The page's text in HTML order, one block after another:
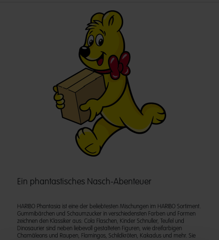
Ein phantastisches Nasch-Abenteuer
HARIBO Phantasia ist eine der beliebtesten Mischungen im HARIBO Sortiment.
Gummibärchen und Schaumzucker in verschiedensten Farben und Formen
zeichnen den Klassiker aus: Cola Flaschen, Kinder Schnuller, Teufel und
Dinosaurier sind neben liebevoll gestalteten Figuren, wie dreifarbigen
Chamäleons und Raupen, Flamingos, Schildkröten, Kakadus und mehr. Sie